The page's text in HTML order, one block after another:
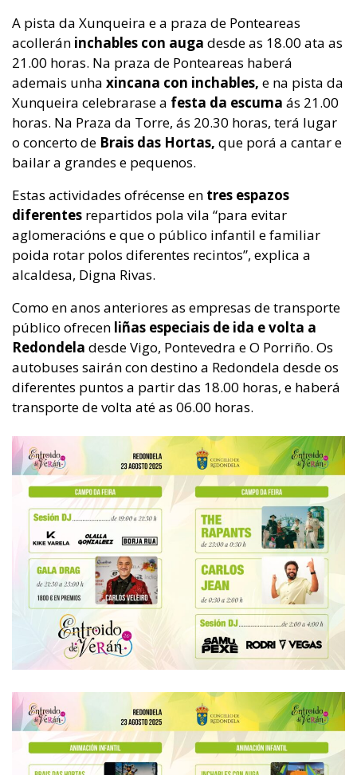
A pista da Xunqueira e a praza de Ponteareas
acollerán inchables con auga desde as 18.00 ata as
21.00 horas. Na praza de Ponteareas haberá
ademais unha xincana con inchables, e na pista da
Xunqueira celebrarase a festa da escuma ás 21.00
horas. Na Praza da Torre, ás 20.30 horas, terá lugar
o concerto de Brais das Hortas, que porá a cantar e
bailar a grandes e pequenos.
Estas actividades ofrécense en tres espazos
diferentes repartidos pola vila “para evitar
aglomeracións e que o público infantil e familiar
poida rotar polos diferentes recintos”, explica a
alcaldesa, Digna Rivas.
Como en anos anteriores as empresas de transporte
público ofrecen liñas especiais de ida e volta a
Redondela desde Vigo, Pontevedra e O Porriño. Os
autobuses sairán con destino a Redondela desde os
diferentes puntos a partir das 18.00 horas, e haberá
transporte de volta até as 06.00 horas.